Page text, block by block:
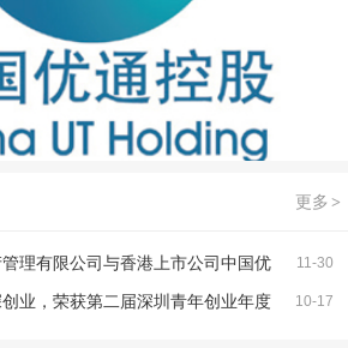
更多 >
11-30
理有限公司与香港上市公司中国优
10-17
业，荣获第二届深圳青年创业年度